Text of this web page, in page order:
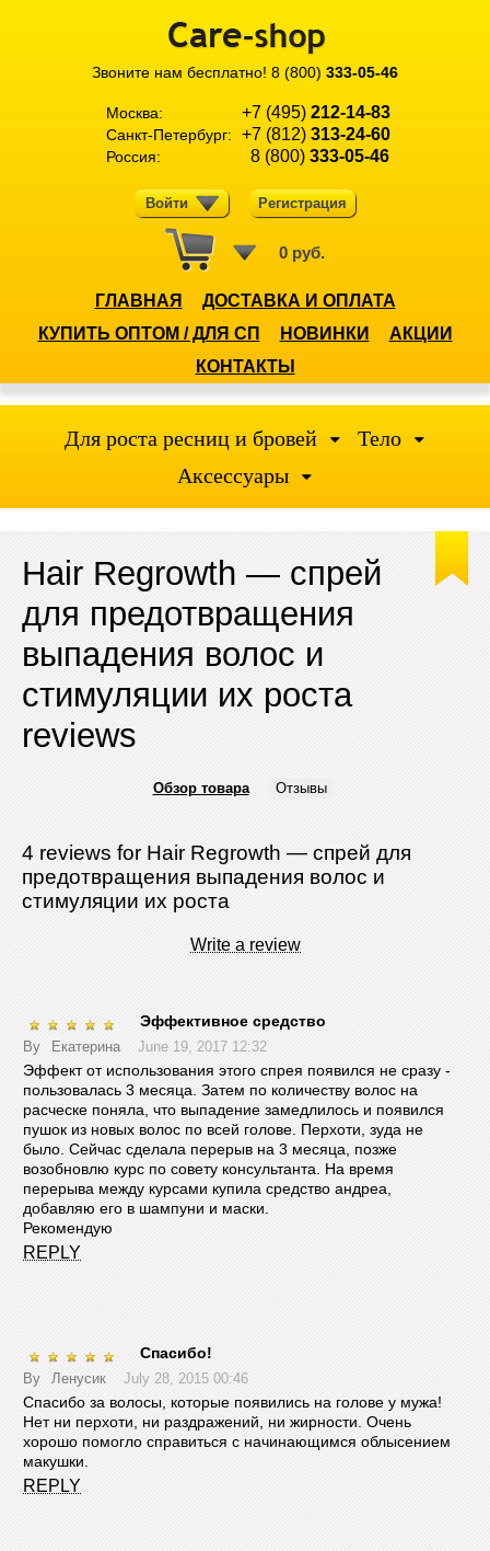
Звоните нам бесплатно! 8 (800) 333-05-46
Москва: +7 (495) 212-14-83
Санкт-Петербург: +7 (812) 313-24-60
Россия: 8 (800) 333-05-46
Войти Регистрация
0 руб.
ГЛАВНАЯ
ДОСТАВКА И ОПЛАТА
КУПИТЬ ОПТОМ / ДЛЯ СП
НОВИНКИ
АКЦИИ
КОНТАКТЫ
Для роста ресниц и бровей
Тело
Аксессуары
Hair Regrowth — спрей
для предотвращения
выпадения волос и
стимуляции их роста
reviews
Обзор товара Отзывы
4 reviews for Hair Regrowth — спрей для
предотвращения выпадения волос и
стимуляции их роста
Write a review
Эффективное средство
By Екатерина June 19, 2017 12:32
Эффект от использования этого спрея появился не сразу -
пользовалась 3 месяца. Затем по количеству волос на
расческе поняла, что выпадение замедлилось и появился
пушок из новых волос по всей голове. Перхоти, зуда не
было. Сейчас сделала перерыв на 3 месяца, позже
возобновлю курс по совету консультанта. На время
перерыва между курсами купила средство андреа,
добавляю его в шампуни и маски.
Рекомендую
REPLY
Спасибо!
By Ленусик July 28, 2015 00:46
Спасибо за волосы, которые появились на голове у мужа!
Нет ни перхоти, ни раздражений, ни жирности. Очень
хорошо помогло справиться с начинающимся облысением
макушки.
REPLY